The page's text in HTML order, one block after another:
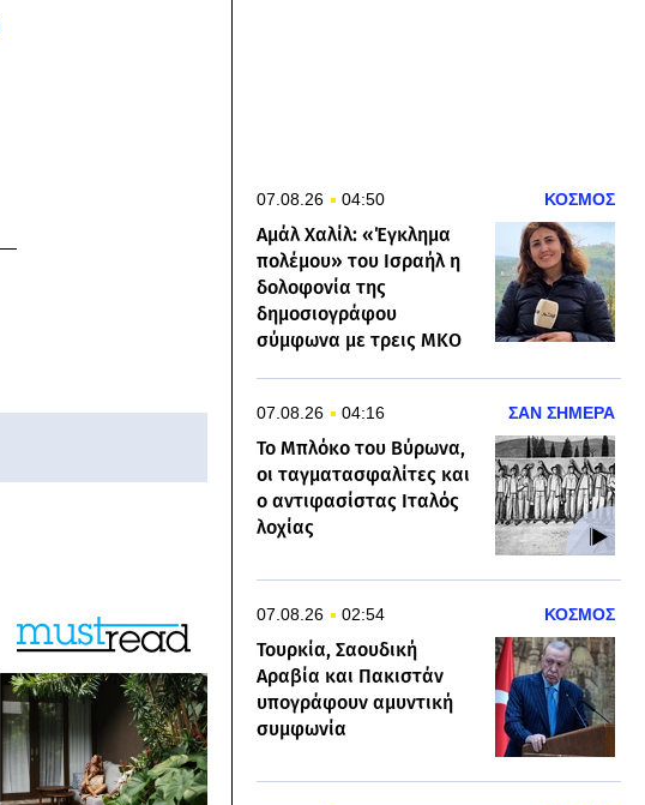
07.08.26 04:50 ΚΟΣΜΟΣ
Αμάλ Χαλίλ: «Έγκλημα
πολέμου» του Ισραήλ η
δολοφονία της
δημοσιογράφου
σύμφωνα με τρεις ΜΚΟ
07.08.26 04:16 ΣΑΝ ΣΗΜΕΡΑ
Το Μπλόκο του Βύρωνα,
οι ταγματασφαλίτες και
ο αντιφασίστας Ιταλός
λοχίας
07.08.26 02:54 ΚΟΣΜΟΣ
Τουρκία, Σαουδική
Αραβία και Πακιστάν
υπογράφουν αμυντική
συμφωνία